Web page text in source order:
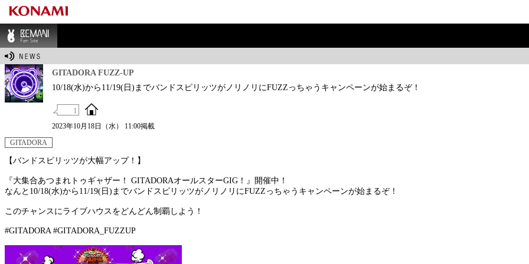
BEMANI Fan Sit
GITADORA FUZZ-UP
10/18(水)から11/19(日)までバンドスピリッツがノリノリにFUZZっちゃうキャンペーンが始まるぞ！
1
2023年10月18日（水） 11:00掲載
GITADORA
【バンドスピリッツが大幅アップ！】
『大集合あつまれトゥギャザー！ GITADORAオールスターGIG！』開催中！
なんと10/18(水)から11/19(日)までバンドスピリッツがノリノリにFUZZっちゃうキャンペーンが始まるぞ！
このチャンスにライブハウスをどんどん制覇しよう！
#GITADORA #GITADORA_FUZZUP